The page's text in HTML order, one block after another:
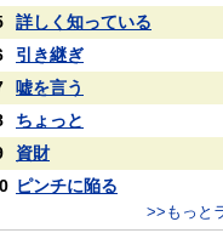
詳しく知っている
引き継ぎ
嘘を言う
ちょっと
資財
ピンチに陥る
>>もっと